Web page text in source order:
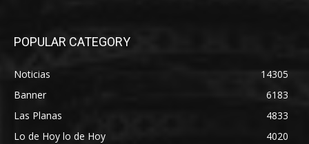
POPULAR CATEGORY
Noticias
14305
Banner
6183
Las Planas
4833
Lo de Hoy lo de Hoy
4020